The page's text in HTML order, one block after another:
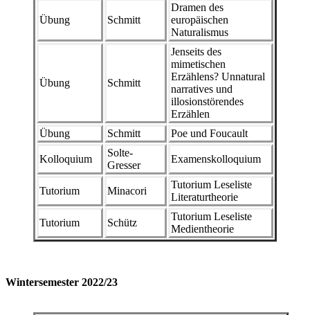
Übung Schmitt
Dramen des
europäischen
Naturalismus
Übung Schmitt
Jenseits des
mimetischen
Erzählens? Unnatural
narratives und
illosionstörendes
Erzählen
Übung
Schmitt Poe und Foucault
Kolloquium
Solte-
Gresser
Examenskolloquium
Tutorium Minacori
Tutorium Leseliste
Literaturtheorie
Tutorium Schütz
Tutorium Leseliste
Medientheorie
Wintersemester 2022/23